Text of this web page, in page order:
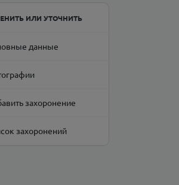
ИЛИ УТОЧНИТЬ
данные
захоронение
захоронений